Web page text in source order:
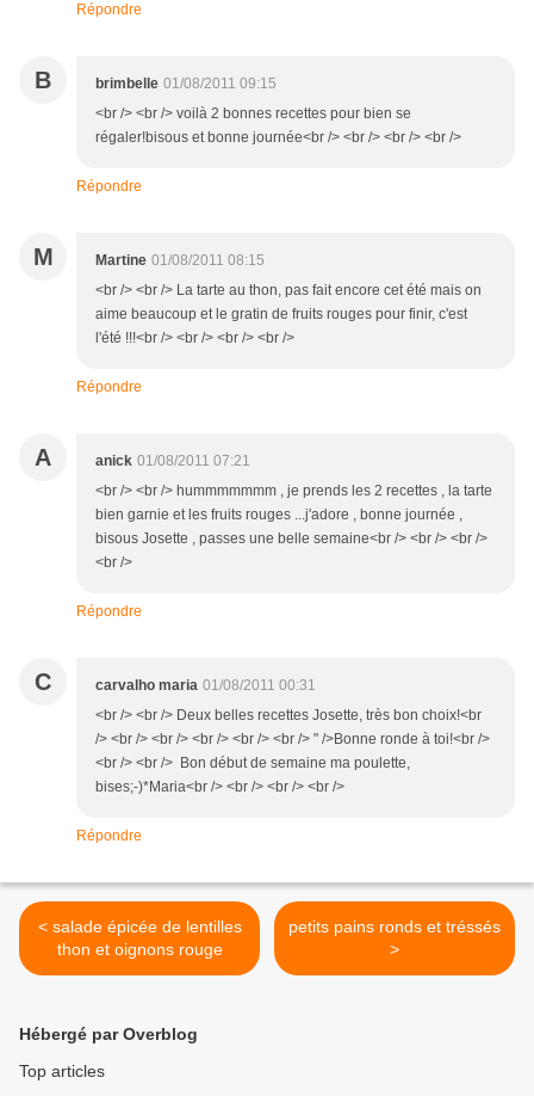
Répondre
B brimbelle 01/08/2011 09:15
<br /> <br /> voilà 2 bonnes recettes pour bien se
régaler!bisous et bonne journée<br /> <br /> <br /> <br />
Répondre
M Martine 01/08/2011 08:15
<br /> <br /> La tarte au thon, pas fait encore cet été mais on
aime beaucoup et le gratin de fruits rouges pour finir, c'est
l'été !!!<br /> <br /> <br /> <br />
Répondre
A anick 01/08/2011 07:21
<br /> <br /> hummmmmmm , je prends les 2 recettes , la tarte
bien garnie et les fruits rouges ...j'adore , bonne journée ,
bisous Josette , passes une belle semaine<br /> <br /> <br />
<br />
Répondre
C carvalho maria 01/08/2011 00:31
<br /> <br /> Deux belles recettes Josette, très bon choix!<br
/> <br /> <br /> <br /> <br /> <br /> " />Bonne ronde à toi!<br />
<br /> <br /> Bon début de semaine ma poulette,
bises;-)*Maria<br /> <br /> <br /> <br />
Répondre
< salade épicée de lentilles
thon et oignons rouge
petits pains ronds et tréssés
>
Hébergé par Overblog
Top articles